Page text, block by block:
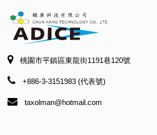
桃園市平鎮區東龍街1191巷120號
+886-3-3151983 (代表號)
taxolman@hotmail.com